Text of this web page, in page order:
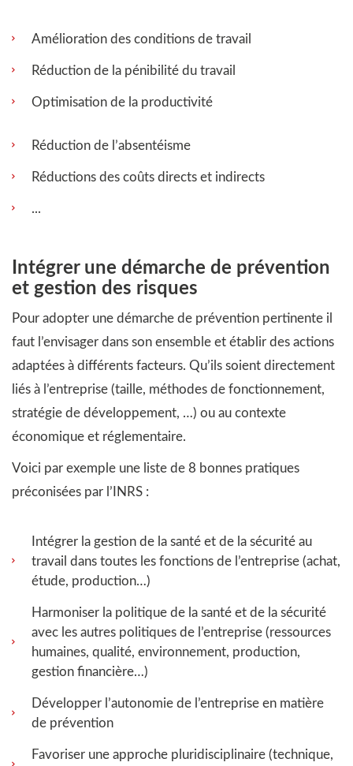
Amélioration des conditions de travail
Réduction de la pénibilité du travail
Optimisation de la productivité
Réduction de l’absentéisme
Réductions des coûts directs et indirects
...
Intégrer une démarche de prévention
et gestion des risques
Pour adopter une démarche de prévention pertinente il
faut l’envisager dans son ensemble et établir des actions
adaptées à différents facteurs. Qu’ils soient directement
liés à l’entreprise (taille, méthodes de fonctionnement,
stratégie de développement, …) ou au contexte
économique et réglementaire.
Voici par exemple une liste de 8 bonnes pratiques
préconisées par l’INRS :
Intégrer la gestion de la santé et de la sécurité au
travail dans toutes les fonctions de l’entreprise (achat,
étude, production…)
Harmoniser la politique de la santé et de la sécurité
avec les autres politiques de l’entreprise (ressources
humaines, qualité, environnement, production,
gestion financière…)
Développer l’autonomie de l’entreprise en matière
de prévention
Favoriser une approche pluridisciplinaire (technique,